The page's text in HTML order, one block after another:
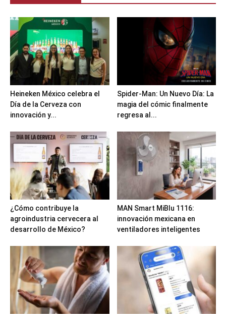
Heineken México celebra el
Día de la Cerveza con
innovación y...
Spider-Man: Un Nuevo Día: La
magia del cómic finalmente
regresa al...
¿Cómo contribuye la
agroindustria cervecera al
desarrollo de México?
MAN Smart MiBlu 1116:
innovación mexicana en
ventiladores inteligentes